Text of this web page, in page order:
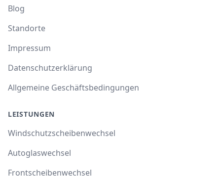
Blog
Standorte
Impressum
Datenschutzerklärung
Allgemeine Geschäftsbedingungen
LEISTUNGEN
Windschutzscheibenwechsel
Autoglaswechsel
Frontscheibenwechsel